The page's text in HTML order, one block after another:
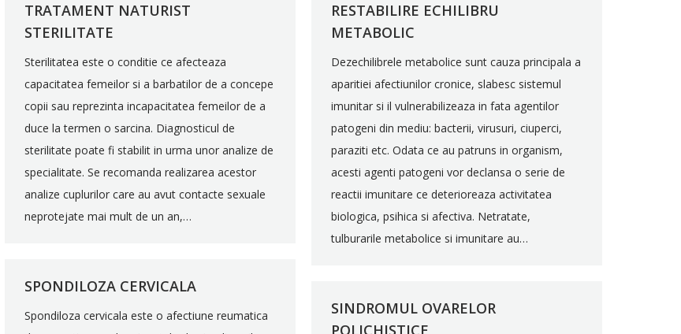
RESTABILIRE ECHILIBRU
METABOLIC
Dezechilibrele metabolice sunt cauza principala a
aparitiei afectiunilor cronice, slabesc sistemul
imunitar si il vulnerabilizeaza in fata agentilor
patogeni din mediu: bacterii, virusuri, ciuperci,
paraziti etc. Odata ce au patruns in organism,
acesti agenti patogeni vor declansa o serie de
reactii imunitare ce deterioreaza activitatea
biologica, psihica si afectiva. Netratate,
tulburarile metabolice si imunitare au…
TRATAMENT NATURIST
STERILITATE
Sterilitatea este o conditie ce afecteaza
capacitatea femeilor si a barbatilor de a concepe
copii sau reprezinta incapacitatea femeilor de a
duce la termen o sarcina. Diagnosticul de
sterilitate poate fi stabilit in urma unor analize de
specialitate. Se recomanda realizarea acestor
analize cuplurilor care au avut contacte sexuale
neprotejate mai mult de un an,…
SPONDILOZA CERVICALA
Spondiloza cervicala este o afectiune reumatica
SINDROMUL OVARELOR
POLICHISTICE